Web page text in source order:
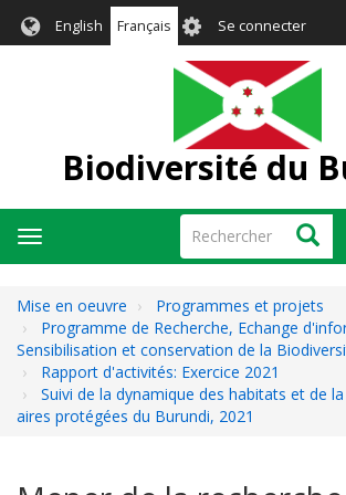
English Français User
account
menu
Se connecter
Biodiversité du
Rechercher
Toggle
navigation
Mise en oeuvre
Programmes et projets
Programme de Recherche, Echange
Sensibilisation et conservation de la
Rapport d'activités: Exercice 2021
Suivi de la dynamique des habitats et de
aires protégées du Burundi, 2021